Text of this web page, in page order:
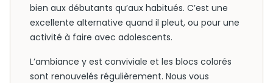
bien aux débutants qu’aux habitués. C’est une
excellente alternative quand il pleut, ou pour une
activité à faire avec adolescents.
L’ambiance y est conviviale et les blocs colorés
sont renouvelés régulièrement. Nous vous